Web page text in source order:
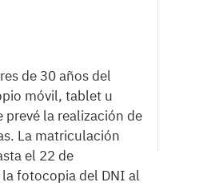
de 30 años del
móvil, tablet u
la realización de
La matriculación
el 22 de
fotocopia del DNI al